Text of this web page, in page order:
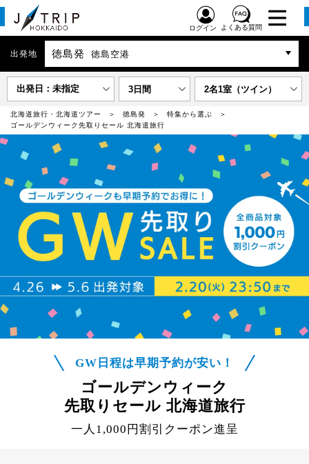
ログイン よくある質問
出発地 徳島発 徳島空港
出発日：未指定 3日間 2名1室（ツイン）
北海道旅行・北海道ツアー 徳島発
特集から選ぶ
ゴールデンウィーク先取りセール 北海道旅行
GW日程は早期予約が安い！
ゴールデンウィーク
先取りセール 北海道旅行
一人1,000円割引クーポン進呈